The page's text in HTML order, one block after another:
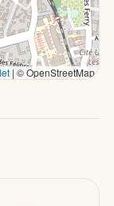
| © OpenStreetMap